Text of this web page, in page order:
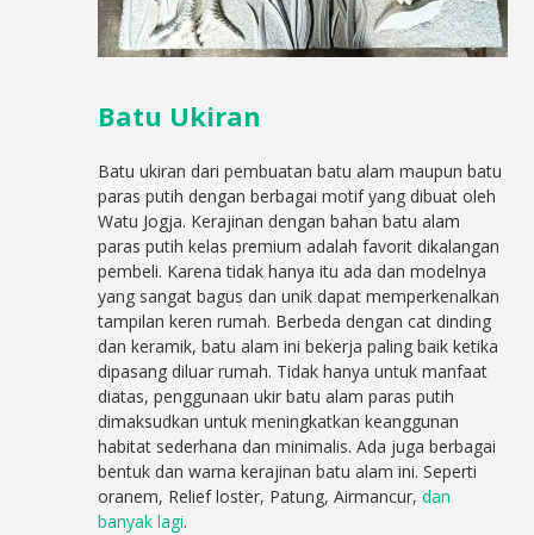
Batu Ukiran
Batu ukiran dari pembuatan batu alam maupun batu
paras putih dengan berbagai motif yang dibuat oleh
Watu Jogja. Kerajinan dengan bahan batu alam
paras putih kelas premium adalah favorit dikalangan
pembeli. Karena tidak hanya itu ada dan modelnya
yang sangat bagus dan unik dapat memperkenalkan
tampilan keren rumah. Berbeda dengan cat dinding
dan keramik, batu alam ini bekerja paling baik ketika
dipasang diluar rumah. Tidak hanya untuk manfaat
diatas, penggunaan ukir batu alam paras putih
dimaksudkan untuk meningkatkan keanggunan
habitat sederhana dan minimalis. Ada juga berbagai
bentuk dan warna kerajinan batu alam ini. Seperti
oranem, Relief loster, Patung, Airmancur,dan
banyak lagi.